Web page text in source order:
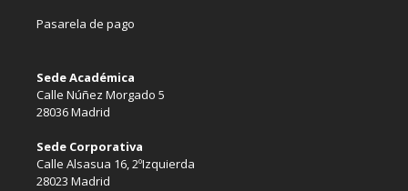
Pasarela de pago
Sede Académica
Calle Núñez Morgado 5
28036 Madrid
Sede Corporativa
Calle Alsasua 16, 2ºIzquierda
28023 Madrid